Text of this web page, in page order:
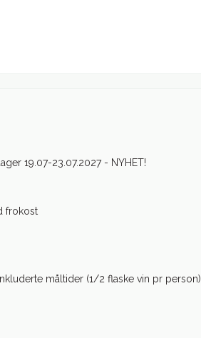
19.07-23.07.2027 - NYHET!
frokost
måltider (1/2 flaske vin pr person)